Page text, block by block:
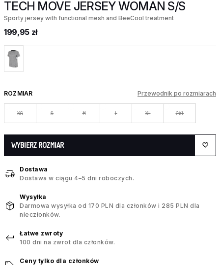
TECH MOVE JERSEY WOMAN S/S
Sporty jersey with functional mesh and BeeCool treatment
199,95 zł
ROZMIAR Przewodnik po rozmiarach
XS S M L XL 2XL
WYBIERZ ROZMIAR
Dostawa
Dostawa w ciągu 4–5 dni roboczych.
Wysyłka
Darmowa wysyłka od 170 PLN dla członków i 285 PLN dla
nieczłonków.
Łatwe zwroty
100 dni na zwrot dla członków.
Ceny tylko dla członków